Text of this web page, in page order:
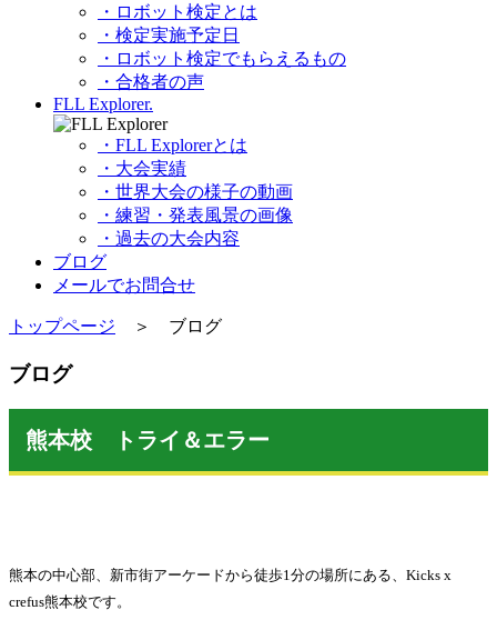
・ロボット検定とは
・検定実施予定日
・ロボット検定でもらえるもの
・合格者の声
FLL Explorer.
・FLL Explorerとは
・大会実績
・世界大会の様子の動画
・練習・発表風景の画像
・過去の大会内容
ブログ
メールでお問合せ
トップページ ＞ ブログ
ブログ
熊本校 トライ＆エラー
熊本の中心部、新市街アーケードから徒歩1分の場所にある、Kicks x
crefus熊本校です。